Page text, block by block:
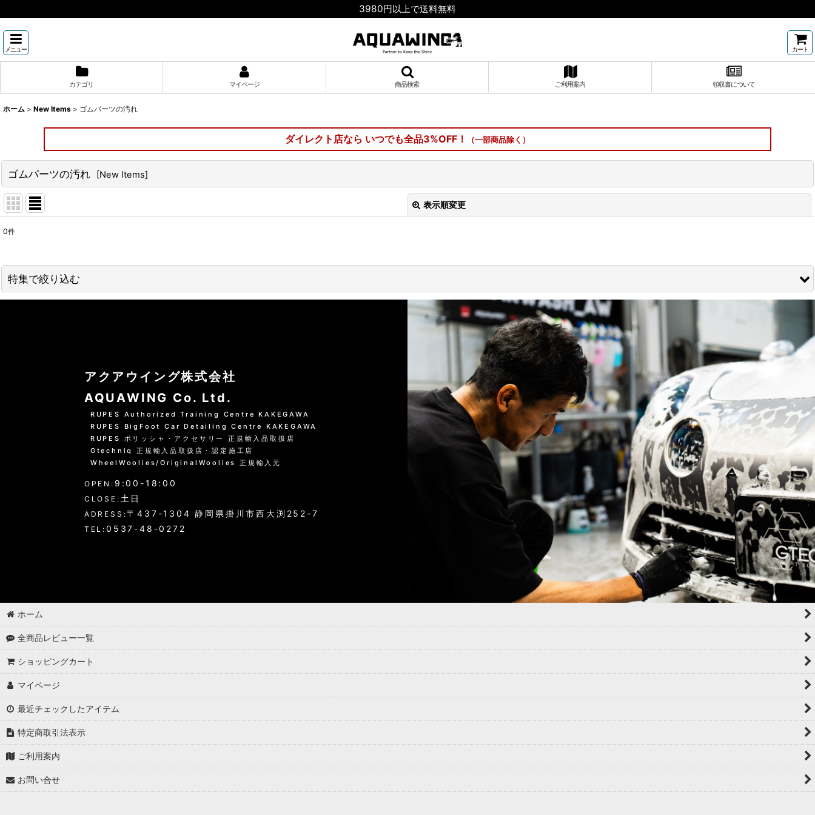
3980円以上で送料無料
メニュー カート
カテゴリ マイページ 商品検索 ご利用案内 領収書について
ホーム > New Items > ゴムパーツの汚れ
ダイレクト店なら いつでも全品3%OFF！ （一部商品除く）
ゴムパーツの汚れ [New Items]
表示順変更
並び順 :
絞り込む
0件
特集で絞り込む
PHリフレッシュシャンプー洗車
黒い筋状の水垢・古い保護層
ホイール・タイヤの洗浄
ウインドウガラス（外窓）の洗浄
ボディコーティング（通常カラー）
ボディコーティング（マットカラー）
アルミホイールコーティング（クリアーコートなし アルミ素地 ）
アルミホイールコーティング（メッキ・スパッタリング）
アルミホイールコーティング（艶消〜半艶 マットカラー）
アルミホイールコーティング（クリアーなし ソリッドカラー塗装）
アクアウイング株式会社
AQUAWING Co. Ltd.
RUPES Authorized Training Centre KAKEGAWA
RUPES BigFoot Car Detailing Centre KAKEGAWA
RUPES ポリッシャ・アクセサリー 正規輸入品取扱店
Gtechniq 正規輸入品取扱店・認定施工店
WheelWoolies/OriginalWoolies 正規輸入元
OPEN: 9:00-18:00
CLOSE: 土日
ADRESS: 〒437-1304 静岡県掛川市西大渕252-7
TEL: 0537-48-0272
ホーム
全商品レビュー一覧
ショッピングカート
マイページ
最近チェックしたアイテム
特定商取引法表示
ご利用案内
お問い合せ